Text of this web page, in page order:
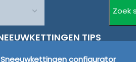
TIPS
Sneeuwkettingen configurator